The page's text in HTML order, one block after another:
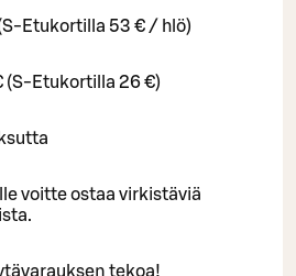
Etukortilla 53 € / hlö)
(S-Etukortilla 26 €)
voitte ostaa virkistäviä
tekoa!